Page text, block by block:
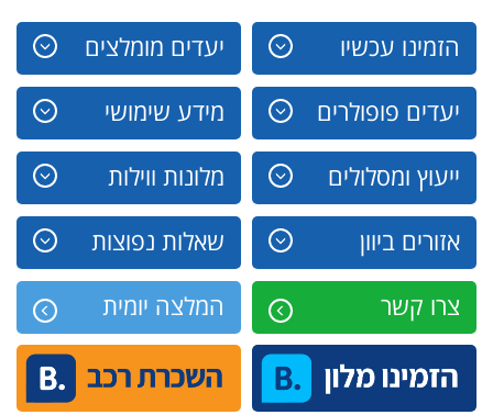
הזמינו עכשיו יעדים מומלצים
יעדים פופולרים מידע שימושי
ייעוץ ומסלולים מלונות ווילות
אזורים ביוון שאלות נפוצות
צרו קשר המלצה יומית